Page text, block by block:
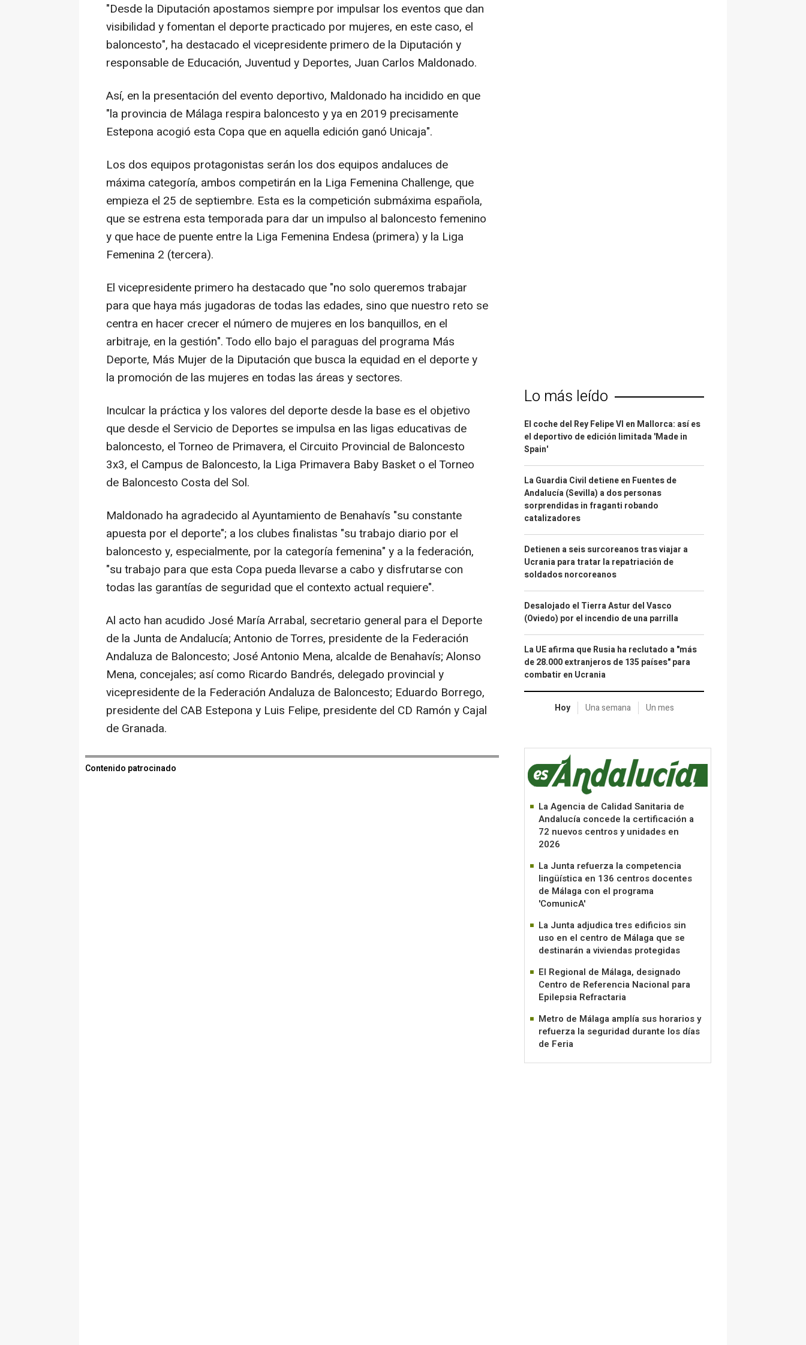
"Desde la Diputación apostamos siempre por impulsar los eventos que dan
visibilidad y fomentan el deporte practicado por mujeres, en este caso, el
baloncesto", ha destacado el vicepresidente primero de la Diputación y
responsable de Educación, Juventud y Deportes, Juan Carlos Maldonado.
Así, en la presentación del evento deportivo, Maldonado ha incidido en que
"la provincia de Málaga respira baloncesto y ya en 2019 precisamente
Estepona acogió esta Copa que en aquella edición ganó Unicaja".
Los dos equipos protagonistas serán los dos equipos andaluces de
máxima categoría, ambos competirán en la Liga Femenina Challenge, que
empieza el 25 de septiembre. Esta es la competición submáxima española,
que se estrena esta temporada para dar un impulso al baloncesto femenino
y que hace de puente entre la Liga Femenina Endesa (primera) y la Liga
Femenina 2 (tercera).
El vicepresidente primero ha destacado que "no solo queremos trabajar
para que haya más jugadoras de todas las edades, sino que nuestro reto se
centra en hacer crecer el número de mujeres en los banquillos, en el
arbitraje, en la gestión". Todo ello bajo el paraguas del programa Más
Deporte, Más Mujer de la Diputación que busca la equidad en el deporte y
la promoción de las mujeres en todas las áreas y sectores.
Inculcar la práctica y los valores del deporte desde la base es el objetivo
que desde el Servicio de Deportes se impulsa en las ligas educativas de
baloncesto, el Torneo de Primavera, el Circuito Provincial de Baloncesto
3x3, el Campus de Baloncesto, la Liga Primavera Baby Basket o el Torneo
de Baloncesto Costa del Sol.
Maldonado ha agradecido al Ayuntamiento de Benahavís "su constante
apuesta por el deporte"; a los clubes finalistas "su trabajo diario por el
baloncesto y, especialmente, por la categoría femenina" y a la federación,
"su trabajo para que esta Copa pueda llevarse a cabo y disfrutarse con
todas las garantías de seguridad que el contexto actual requiere".
Al acto han acudido José María Arrabal, secretario general para el Deporte
de la Junta de Andalucía; Antonio de Torres, presidente de la Federación
Andaluza de Baloncesto; José Antonio Mena, alcalde de Benahavís; Alonso
Mena, concejales; así como Ricardo Bandrés, delegado provincial y
vicepresidente de la Federación Andaluza de Baloncesto; Eduardo Borrego,
presidente del CAB Estepona y Luis Felipe, presidente del CD Ramón y Cajal
de Granada.
Contenido patrocinado
Lo más leído
El coche del Rey Felipe VI en Mallorca: así es
el deportivo de edición limitada 'Made in
Spain'
La Guardia Civil detiene en Fuentes de
Andalucía (Sevilla) a dos personas
sorprendidas in fraganti robando
catalizadores
Detienen a seis surcoreanos tras viajar a
Ucrania para tratar la repatriación de
soldados norcoreanos
Desalojado el Tierra Astur del Vasco
(Oviedo) por el incendio de una parrilla
La UE afirma que Rusia ha reclutado a "más
de 28.000 extranjeros de 135 países" para
combatir en Ucrania
Hoy Una semana Un mes
La Agencia de Calidad Sanitaria de
Andalucía concede la certificación a
72 nuevos centros y unidades en
2026
La Junta refuerza la competencia
lingüística en 136 centros docentes
de Málaga con el programa
'ComunicA'
La Junta adjudica tres edificios sin
uso en el centro de Málaga que se
destinarán a viviendas protegidas
El Regional de Málaga, designado
Centro de Referencia Nacional para
Epilepsia Refractaria
Metro de Málaga amplía sus horarios y
refuerza la seguridad durante los días
de Feria